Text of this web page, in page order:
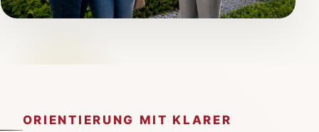
ORIENTIERUNG MIT KLARER